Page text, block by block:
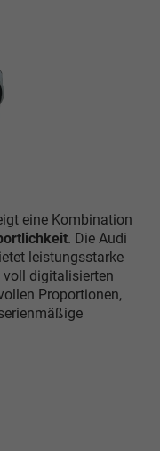
eine Kombination
. Die Audi
leistungsstarke
voll digitalisierten
Proportionen,